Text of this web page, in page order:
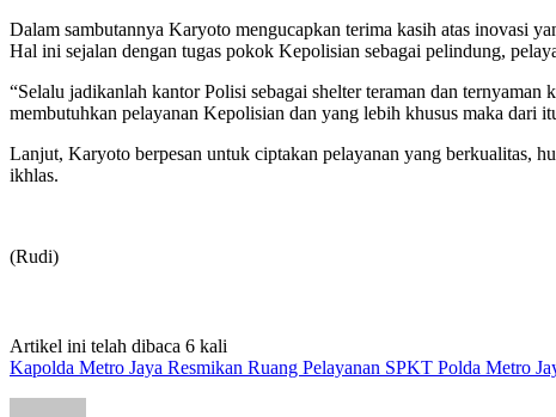
Dalam sambutannya Karyoto mengucapkan terima kasih atas inovasi
Hal ini sejalan dengan tugas pokok Kepolisian sebagai pelindung,
“Selalu jadikanlah kantor Polisi sebagai shelter teraman dan
membutuhkan pelayanan Kepolisian dan yang lebih khusus maka dari
Lanjut, Karyoto berpesan untuk ciptakan pelayanan yang berkualitas,
ikhlas.
(Rudi)
Artikel ini telah dibaca 6 kali
Kapolda Metro Jaya Resmikan Ruang Pelayanan SPKT Polda Metro